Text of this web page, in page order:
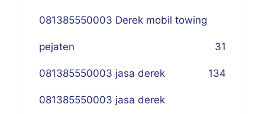
081385550003 Derek mobil towing
pejaten 31
081385550003 jasa derek 134
081385550003 jasa derek